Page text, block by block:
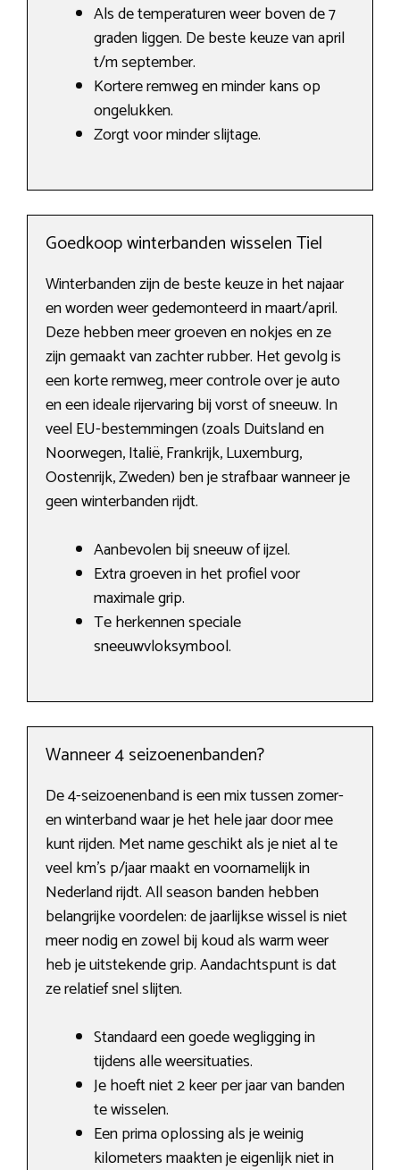
Als de temperaturen weer boven de 7
graden liggen. De beste keuze van april
t/m september.
Kortere remweg en minder kans op
ongelukken.
Zorgt voor minder slijtage.
Goedkoop winterbanden wisselen Tiel
Winterbanden zijn de beste keuze in het najaar
en worden weer gedemonteerd in maart/april.
Deze hebben meer groeven en nokjes en ze
zijn gemaakt van zachter rubber. Het gevolg is
een korte remweg, meer controle over je auto
en een ideale rijervaring bij vorst of sneeuw. In
veel EU-bestemmingen (zoals Duitsland en
Noorwegen, Italië, Frankrijk, Luxemburg,
Oostenrijk, Zweden) ben je strafbaar wanneer je
geen winterbanden rijdt.
Aanbevolen bij sneeuw of ijzel.
Extra groeven in het profiel voor
maximale grip.
Te herkennen speciale
sneeuwvloksymbool.
Wanneer 4 seizoenenbanden?
De 4-seizoenenband is een mix tussen zomer-
en winterband waar je het hele jaar door mee
kunt rijden. Met name geschikt als je niet al te
veel km’s p/jaar maakt en voornamelijk in
Nederland rijdt. All season banden hebben
belangrijke voordelen: de jaarlijkse wissel is niet
meer nodig en zowel bij koud als warm weer
heb je uitstekende grip. Aandachtspunt is dat
ze relatief snel slijten.
Standaard een goede wegligging in
tijdens alle weersituaties.
Je hoeft niet 2 keer per jaar van banden
te wisselen.
Een prima oplossing als je weinig
kilometers maakten je eigenlijk niet in